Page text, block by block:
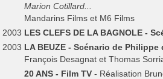
Marion Cotillard...
Mandarins Films et M6 Films
2003 LES CLEFS DE LA BAGNOLE -
2003 LA BEUZE - Scénario de
François Desagnat et Thomas
20 ANS - Film TV - Réalisation